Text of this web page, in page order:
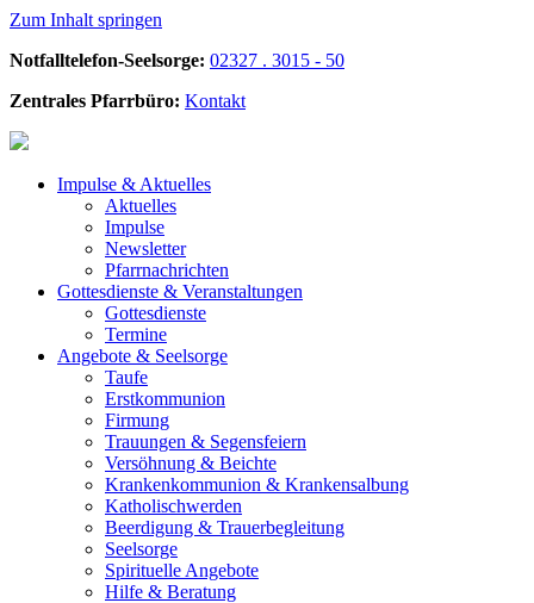
Zum Inhalt springen
Notfalltelefon-Seelsorge: 02327 . 3015 - 50
Zentrales Pfarrbüro: Kontakt
Impulse & Aktuelles
Aktuelles
Impulse
Newsletter
Pfarrnachrichten
Gottesdienste & Veranstaltungen
Gottesdienste
Termine
Angebote & Seelsorge
Taufe
Erstkommunion
Firmung
Trauungen & Segensfeiern
Versöhnung & Beichte
Krankenkommunion & Krankensalbung
Katholischwerden
Beerdigung & Trauerbegleitung
Seelsorge
Spirituelle Angebote
Hilfe & Beratung